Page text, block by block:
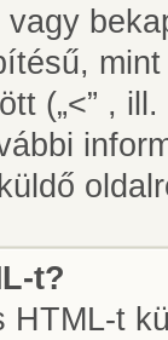
(„<” ,
t?
HTML-t